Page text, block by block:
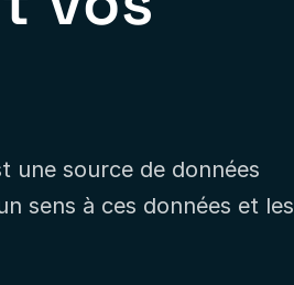
une source de données
sens à ces données et les